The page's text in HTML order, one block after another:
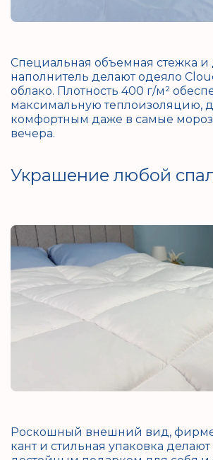
Специальная объемная стежка
наполнитель делают одеяло
облако. Плотность 400 г/м²
максимальную теплоизоляцию,
комфортным даже в самые
вечера.
Украшение любой
Роскошный внешний вид,
кант и стильная упаковка